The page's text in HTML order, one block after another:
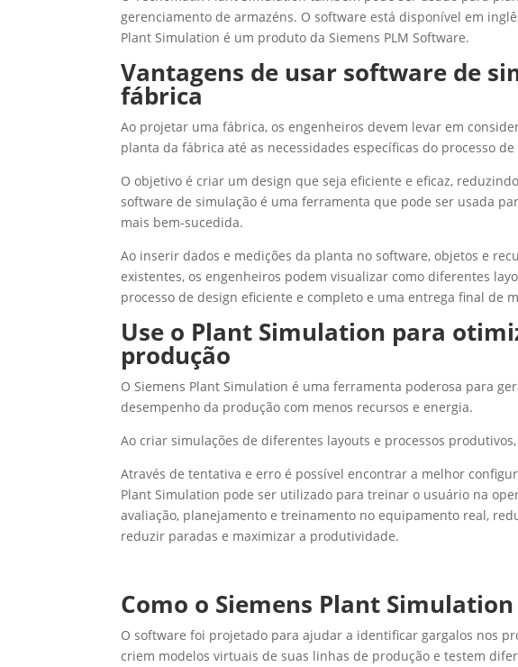
gerenciamento de armazéns. O software está disponível em
Plant Simulation é um produto da Siemens PLM Software.
Vantagens de usar software de
fábrica
Ao projetar uma fábrica, os engenheiros devem levar em
planta da fábrica até as necessidades específicas do processo
O objetivo é criar um design que seja eficiente e eficaz,
software de simulação é uma ferramenta que pode ser usada
mais bem-sucedida.
Ao inserir dados e medições da planta no software, objetos e
existentes, os engenheiros podem visualizar como diferentes
processo de design eficiente e completo e uma entrega final de
Use o Plant Simulation para
produção
O Siemens Plant Simulation é uma ferramenta poderosa para
desempenho da produção com menos recursos e energia.
Ao criar simulações de diferentes layouts e processos
Através de tentativa e erro é possível encontrar a melhor
Plant Simulation pode ser utilizado para treinar o usuário na
avaliação, planejamento e treinamento no equipamento real,
reduzir paradas e maximizar a produtividade.
Como o Siemens Plant
O software foi projetado para ajudar a identificar gargalos nos
criem modelos virtuais de suas linhas de produção e testem